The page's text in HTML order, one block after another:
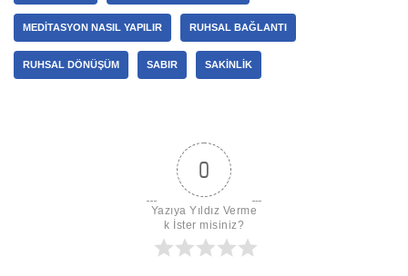
MEDITASYON NASIL YAPILIR RUHSAL BAĞLANTI
RUHSAL DÖNÜŞÜM SABIR SAKINLIK
0
Yazıya Yıldız Verme
k İster misiniz?